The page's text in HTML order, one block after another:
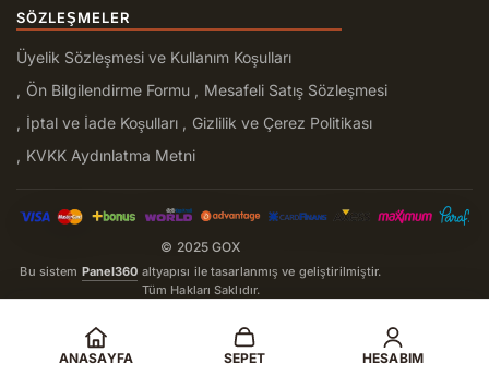
SÖZLEŞMELER
Üyelik Sözleşmesi ve Kullanım Koşulları
Ön Bilgilendirme Formu
Mesafeli Satış Sözleşmesi
İptal ve İade Koşulları
Gizlilik ve Çerez Politikası
KVKK Aydınlatma Metni
© 2025 GOX
Bu sistem Panel360 altyapısı ile tasarlanmış ve geliştirilmiştir.
Tüm Hakları Saklıdır.
ANASAYFA SEPET HESABIM